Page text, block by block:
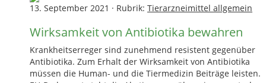
13. September 2021 · Rubrik: Tierarzneimittel allgemein
Wirksamkeit von Antibiotika bewahren
Krankheitserreger sind zunehmend resistent gegenüber
Antibiotika. Zum Erhalt der Wirksamkeit von Antibiotika
müssen die Human- und die Tiermedizin Beiträge leisten.